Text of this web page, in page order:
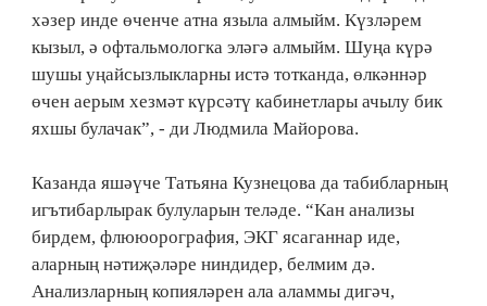
хәзер инде өченче атна языла алмыйм. Күзләрем
кызыл, ә офтальмологка эләгә алмыйм. Шуңа күрә
шушы уңайсызлыкларны истә тотканда, өлкәннәр
өчен аерым хезмәт күрсәтү кабинетлары ачылу бик
яхшы булачак”, - ди Людмила Майорова.
Казанда яшәүче Татьяна Кузнецова да табибларның
игътибарлырак булуларын теләде. “Кан анализы
бирдем, флююорография, ЭКГ ясаганнар иде,
аларның нәтиҗәләре ниндидер, белмим дә.
Анализларның копияләрен ала аламмы дигәч,